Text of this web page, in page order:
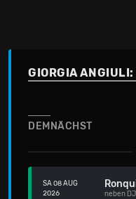
GIORGIA ANGIULI:
DEMNÄCHST
SA 08 AUG
2026
neben